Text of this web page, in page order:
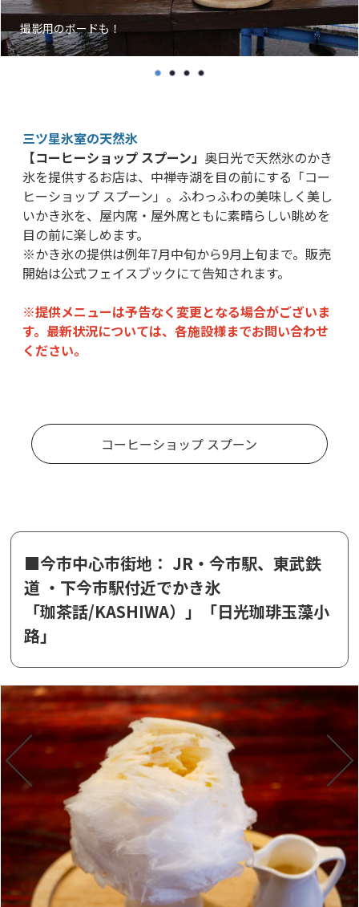
撮影用のボードも！
三ツ星氷室の天然氷
【コーヒーショップ スプーン」 奥日光で天然氷のかき
氷を提供するお店は、中禅寺湖を目の前にする「コー
ヒーショップ スプーン」。ふわっふわの美味しく美し
いかき氷を、屋内席・屋外席ともに素晴らしい眺めを
目の前に楽しめます。
※かき氷の提供は例年7月中旬から9月上旬まで。販売
開始は公式フェイスブックにて告知されます。
※提供メニューは予告なく変更となる場合がございま
す。最新状況については、各施設様までお問い合わせ
ください。
コーヒーショップ スプーン
■今市中心市街地： JR・今市駅、東武鉄
道 ・下今市駅付近でかき氷
「珈茶話/KASHIWA）」「日光珈琲玉藻小
路」